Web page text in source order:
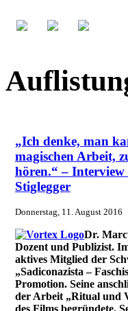
„Ich denke, man
magischen Arbeit,
hören.“ –
Stiglegger
Donnerstag, 11. August 2016
Dr.
Dozent und Publizist.
aktives Mitglied der
„Sadiconazista –
Promotion. Seine
der Arbeit „Ritual und